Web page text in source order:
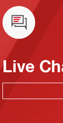
Live